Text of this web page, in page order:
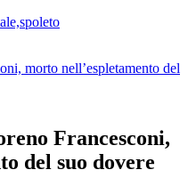
morto nell’espletamento del
Francesconi,
del suo dovere